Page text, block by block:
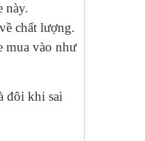
này.
chất lượng.
mua vào như
đôi khi sai